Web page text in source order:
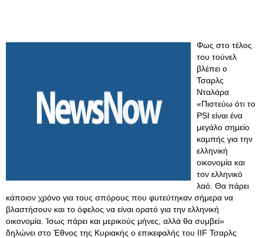
Φως στο τέλος
του τούνελ
βλέπει ο
Τσαρλς
Νταλάρα
«Πιστεύω ότι το
PSI είναι ένα
μεγάλο σημείο
καμπής για την
ελληνική
οικονομία και
τον ελληνικό
λαό. Θα πάρει
κάποιον χρόνο για τους σπόρους που φυτεύτηκαν σήμερα να
βλαστήσουν και το όφελος να είναι ορατό για την ελληνική
οικονομία. Ίσως πάρει και μερικούς μήνες, αλλά θα συμβεί»
δηλώνει στο Έθνος της Κυριακής ο επικεφαλής του IIF Τσαρλς